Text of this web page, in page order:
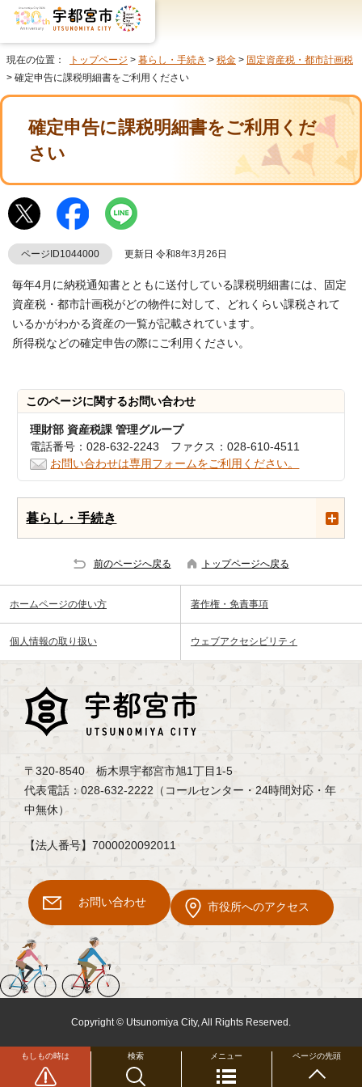
現在の位置： トップページ > 暮らし・手続き > 税金 > 固定資産税・都市計画税
> 確定申告に課税明細書をご利用ください
確定申告に課税明細書をご利用くだ
さい
ページID1044000 更新日 令和8年3月26日
毎年4月に納税通知書とともに送付している課税明細書には、固定
資産税・都市計画税がどの物件に対して、どれくらい課税されて
いるかがわかる資産の一覧が記載されています。
所得税などの確定申告の際にご利用ください。
このページに関するお問い合わせ
理財部 資産税課 管理グループ
電話番号：028-632-2243 ファクス：028-610-4511
お問い合わせは専用フォームをご利用ください。
暮らし・手続き
前のページへ戻る トップページへ戻る
検索
もしもの時は メニュー ページの先頭
ホームページの使い方 著作権・免責事項
個人情報の取り扱い ウェブアクセシビリティ
〒320-8540 栃木県宇都宮市旭1丁目1-5
代表電話：028-632-2222（コールセンター・24時間対応・年
中無休）
【法人番号】7000020092011
お問い合わせ 市役所へのアクセス
Copyright © Utsunomiya City, All Rights Reserved.